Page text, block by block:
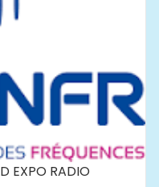
EXPO RADIO